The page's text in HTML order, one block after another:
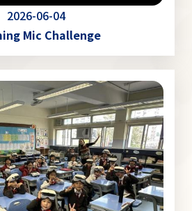
2026-06-04
Mic Challenge